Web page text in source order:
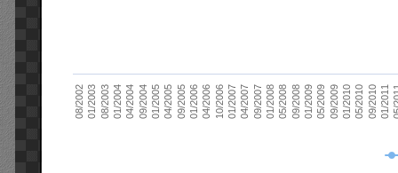
08/200201/200308/200301/200404/200409/200401/200504/200509/200501/200604/200610/200601/200704/200709/200701/200805/200809/200801/200905/200909/200901/201005/201009/201001/2011